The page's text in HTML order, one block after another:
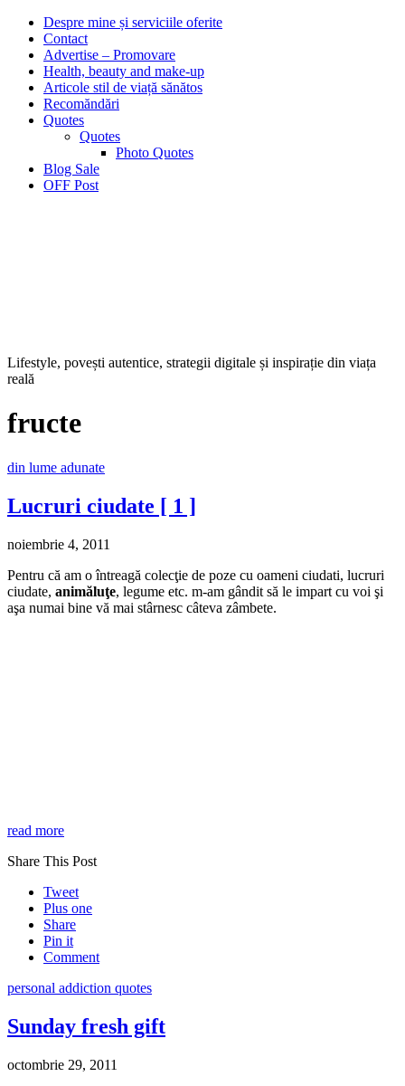
Despre mine și serviciile oferite
Contact
Advertise – Promovare
Health, beauty and make-up
Articole stil de viață sănătos
Recomăndări
Quotes
Quotes
Photo Quotes
Blog Sale
OFF Post
Lifestyle, povești autentice, strategii digitale și inspirație din viața
reală
fructe
din lume adunate
Lucruri ciudate [ 1 ]
noiembrie 4, 2011
Pentru că am o întreagă colecţie de poze cu oameni ciudati, lucruri
ciudate, animăluţe, legume etc. m-am gândit să le impart cu voi şi
aşa numai bine vă mai stârnesc câteva zâmbete.
read more
Share This Post
Tweet
Plus one
Share
Pin it
Comment
personal addiction quotes
Sunday fresh gift
octombrie 29, 2011